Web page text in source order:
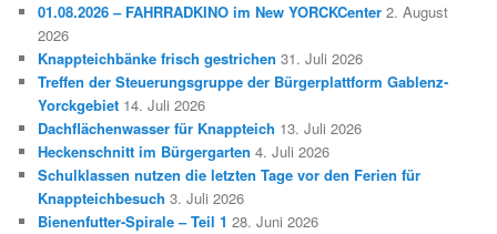
01.08.2026 – FAHRRADKINO im New YORCKCenter 2. August
2026
Knappteichbänke frisch gestrichen 31. Juli 2026
Treffen der Steuerungsgruppe der Bürgerplattform Gablenz-
Yorckgebiet 14. Juli 2026
Dachflächenwasser für Knappteich 13. Juli 2026
Heckenschnitt im Bürgergarten 4. Juli 2026
Schulklassen nutzen die letzten Tage vor den Ferien für
Knappteichbesuch 3. Juli 2026
Bienenfutter-Spirale – Teil 1 28. Juni 2026